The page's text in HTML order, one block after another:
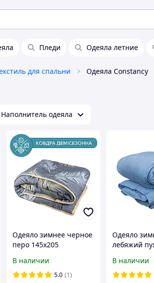
Пледи Одеяла летние
для спальни Одеяла Constancy
Наполнитель одеяла
Одеяло зимнее черное
перо 145х205
В наличии
5.0 (1)
Одеяло
лебяжий
220х240см
В наличии